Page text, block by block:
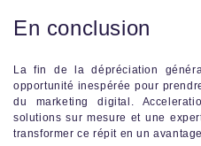
En conclusion
La fin de la dépréciation
opportunité inespérée pour
du marketing digital.
solutions sur mesure et une
transformer ce répit en un